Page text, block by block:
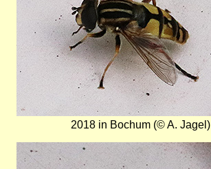
2018 in Bochum (© A. Jagel)
Bild